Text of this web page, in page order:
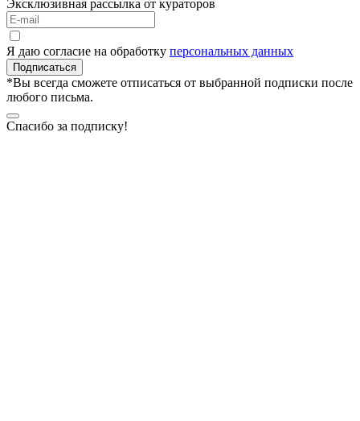
Эксклюзивная рассылка от кураторов
Я даю согласие на обработку персональных данных
Подписаться
*Вы всегда сможете отписаться от выбранной подписки после
любого письма.
Спасибо за подписку!